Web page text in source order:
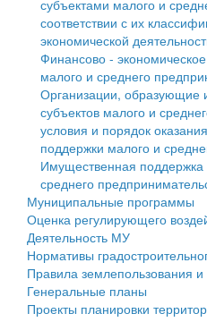
Антимонопольный
Противодействие коррупции
Муниципальные программы
Контрольно-счетная палата
Персональные данные
Оценка регулирующего
Деятельность МУ
Нормативы
Правила землепользования и
Генеральные планы
Проекты планировки
субъектами малого и
соответствии с их
экономической
Финансово -
малого и среднего
Организации, образующие
субъектов малого и
условия и порядок
поддержки малого и
Имущественная поддержка
среднего
Муниципальные программы
Оценка регулирующего
Деятельность МУ
Нормативы
Правила землепользования и
Генеральные планы
Проекты планировки